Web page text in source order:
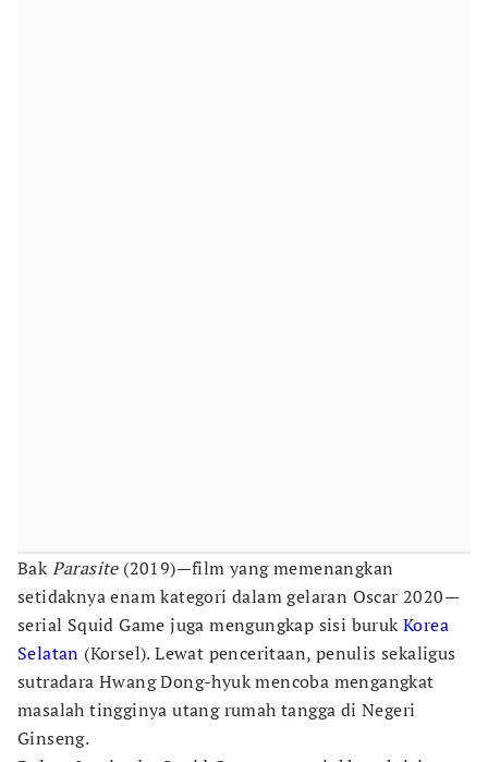
BakParasite(2019)—film yang memenangkan
setidaknya enam kategori dalam gelaran Oscar 2020—
serial Squid Game juga mengungkap sisi burukKorea
Selatan (Korsel). Lewat penceritaan, penulis sekaligus
sutradara Hwang Dong-hyuk mencoba mengangkat
masalah tingginya utang rumah tangga di Negeri
Ginseng.